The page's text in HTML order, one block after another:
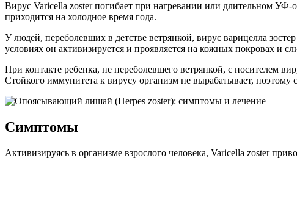
Вирус Varicella zoster погибает при нагревании или длительном
приходится на холодное время года.
У людей, переболевших в детстве ветрянкой, вирус варицелла
условиях он активизируется и проявляется на кожных покровах и
При контакте ребенка, не переболевшего ветрянкой, с носителем
Стойкого иммунитета к вирусу организм не вырабатывает, поэтому
Симптомы
Активизируясь в организме взрослого человека, Varicella zoster